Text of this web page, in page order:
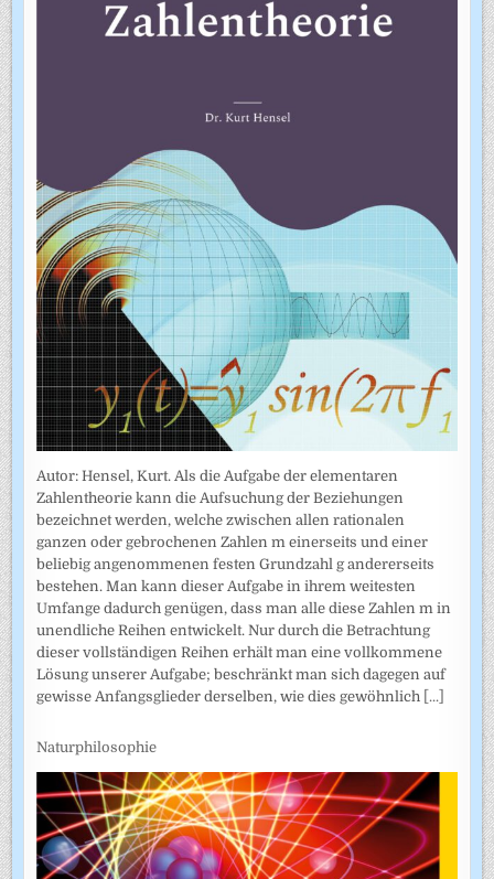
Autor: Hensel, Kurt. Als die Aufgabe der elementaren
Zahlentheorie kann die Aufsuchung der Beziehungen
bezeichnet werden, welche zwischen allen rationalen
ganzen oder gebrochenen Zahlen m einerseits und einer
beliebig angenommenen festen Grundzahl g andererseits
bestehen. Man kann dieser Aufgabe in ihrem weitesten
Umfange dadurch genügen, dass man alle diese Zahlen m in
unendliche Reihen entwickelt. Nur durch die Betrachtung
dieser vollständigen Reihen erhält man eine vollkommene
Lösung unserer Aufgabe; beschränkt man sich dagegen auf
gewisse Anfangsglieder derselben, wie dies gewöhnlich [...]
Naturphilosophie